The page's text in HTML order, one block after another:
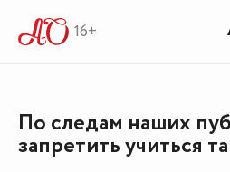
16+
По следам наших
запретить учиться